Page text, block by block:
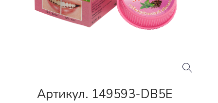
Артикул. 149593-DB5E